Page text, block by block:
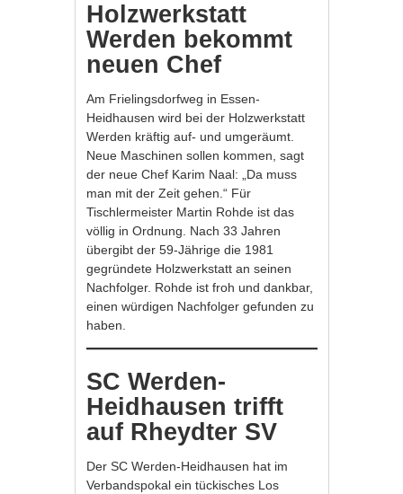
Holzwerkstatt
Werden bekommt
neuen Chef
Am Frielingsdorfweg in Essen-
Heidhausen wird bei der Holzwerkstatt
Werden kräftig auf- und umgeräumt.
Neue Maschinen sollen kommen, sagt
der neue Chef Karim Naal: „Da muss
man mit der Zeit gehen.“ Für
Tischlermeister Martin Rohde ist das
völlig in Ordnung. Nach 33 Jahren
übergibt der 59-Jährige die 1981
gegründete Holzwerkstatt an seinen
Nachfolger. Rohde ist froh und dankbar,
einen würdigen Nachfolger gefunden zu
haben.
SC Werden-
Heidhausen trifft
auf Rheydter SV
Der SC Werden-Heidhausen hat im
Verbandspokal ein tückisches Los